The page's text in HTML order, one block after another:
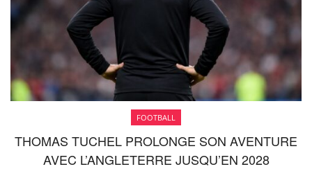
FOOTBALL
THOMAS TUCHEL PROLONGE SON AVENTURE
AVEC L’ANGLETERRE JUSQU’EN 2028